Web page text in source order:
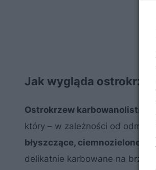
Jak wygląda
Ostrokrzew karbowanolistny
który – w zależności od
błyszczące, ciemnozielone
delikatnie karbowane na